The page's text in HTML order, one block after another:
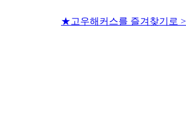
★고우해커스를 즐겨찾기로 >